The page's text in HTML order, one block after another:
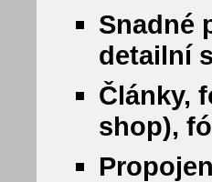
Snadné
detailní
Články,
shop),